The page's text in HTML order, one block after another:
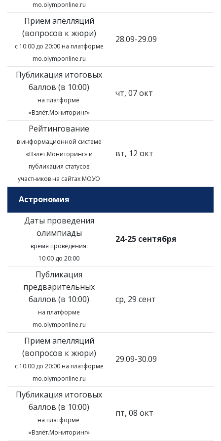
mo.olymponline.ru
Прием апелляций
(вопросов к жюри)
с 10:00 до 20:00 на платформе
mo.olymponline.ru
28.09-29.09
Публикация итоговых
баллов (в 10:00)
на платформе
«Взлёт.Мониторинг»
чт, 07 окт
Рейтингование
в информационной системе
«Взлёт.Мониторинг» и
публикация статусов
участников на сайтах МОУО
вт, 12 окт
Астрономия
Даты проведения
олимпиады
время проведения:
10:00 до 20:00
24-25 сентября
Публикация
предварительных
баллов (в 10:00)
на платформе
mo.olymponline.ru
ср, 29 сент
Прием апелляций
(вопросов к жюри)
с 10:00 до 20:00 на платформе
mo.olymponline.ru
29.09-30.09
Публикация итоговых
баллов (в 10:00)
на платформе
«Взлёт.Мониторинг»
пт, 08 окт